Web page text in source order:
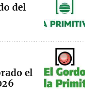
del
el